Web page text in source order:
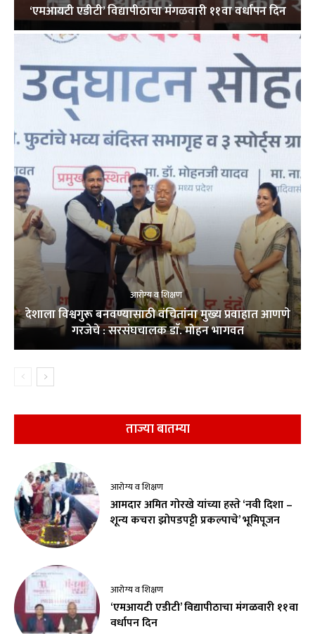
‘एमआयटी एडीटी’ विद्यापीठाचा मंगळवारी ११वा वर्धापन दिन
आरोग्य व शिक्षण
देशाला विश्वगुरू बनवण्यासाठी वंचितांना मुख्य प्रवाहात आणणे
गरजेचे : सरसंघचालक डाॅ. मोहन भागवत
ताज्या बातम्या
आरोग्य व शिक्षण
आमदार अमित गोरखे यांच्या हस्ते ‘नवी दिशा –
शून्य कचरा झोपडपट्टी प्रकल्पाचे’ भूमिपूजन
आरोग्य व शिक्षण
‘एमआयटी एडीटी’ विद्यापीठाचा मंगळवारी ११वा
वर्धापन दिन